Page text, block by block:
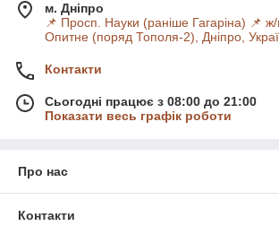
м. Дніпро
📌 Просп. Науки (раніше Гагаріна) 📌
Опитне (поряд Тополя-2), Дніпро,
Контакти
Сьогодні працює з 08:00 до 21:00
Показати весь графік роботи
Про нас
Контакти